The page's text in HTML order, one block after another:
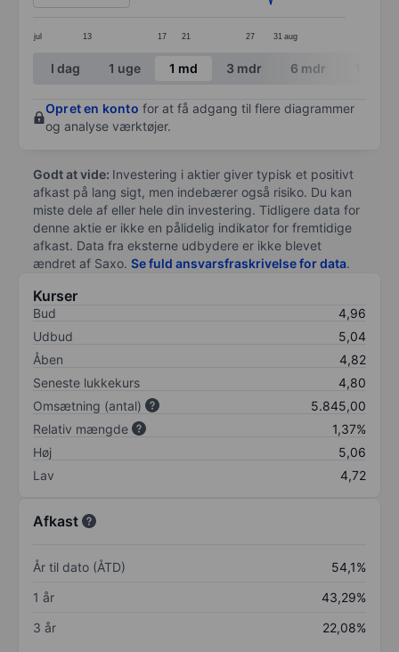
jul 13 17 21 27 31 aug
End of interactive chart.
I dag 1 uge 1 md 3 mdr 6 mdr
Opret en konto for at få adgang til flere diagrammer
og analyse værktøjer.
Godt at vide: Investering i aktier giver typisk et positivt
afkast på lang sigt, men indebærer også risiko. Du kan
miste dele af eller hele din investering. Tidligere data for
denne aktie er ikke en pålidelig indikator for fremtidige
afkast. Data fra eksterne udbydere er ikke blevet
ændret af Saxo. Se fuld ansvarsfraskrivelse for data.
Kurser
Bud
4,96
Udbud
5,04
Åben
4,82
Seneste lukkekurs
4,80
Omsætning (antal)
5.845,00
Relativ mængde
1,37%
Høj
5,06
Lav
4,72
Afkast
År til dato (ÅTD)
54,1%
1 år
43,29%
3 år
22,08%